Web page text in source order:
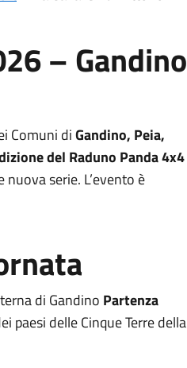
– Gandino
Comuni diGandino, Peia,
del Raduno Panda 4x4
nuova serie. L’evento è
di Gandino Partenza
paesi delle Cinque Terre della